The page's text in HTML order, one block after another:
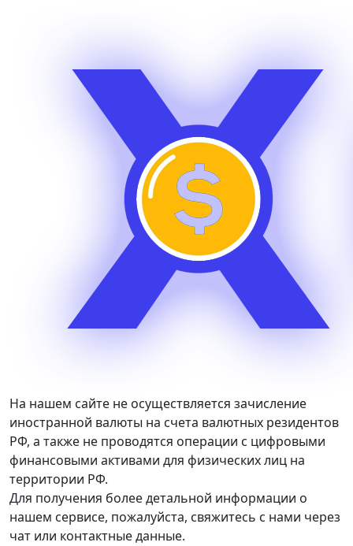
На нашем сайте не осуществляется зачисление
иностранной валюты на счета валютных резидентов
РФ, а также не проводятся операции с цифровыми
финансовыми активами для физических лиц на
территории РФ.
Для получения более детальной информации о
нашем сервисе, пожалуйста, свяжитесь с нами через
чат или контактные данные.